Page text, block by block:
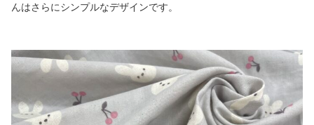
んはさらにシンプルなデザインです。